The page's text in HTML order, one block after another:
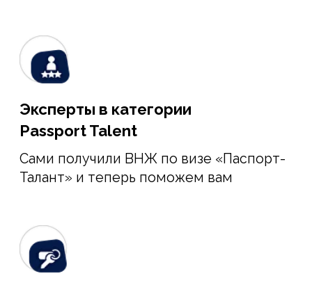
ВНЖ во Франции «под ключ»
99% работ мы выполним за вас
Оплачивайте за результат
Поэтапная оплата работы с гарантией
результата!
О программе Talent